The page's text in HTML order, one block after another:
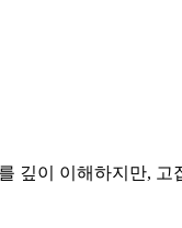
깊이 이해하지만,